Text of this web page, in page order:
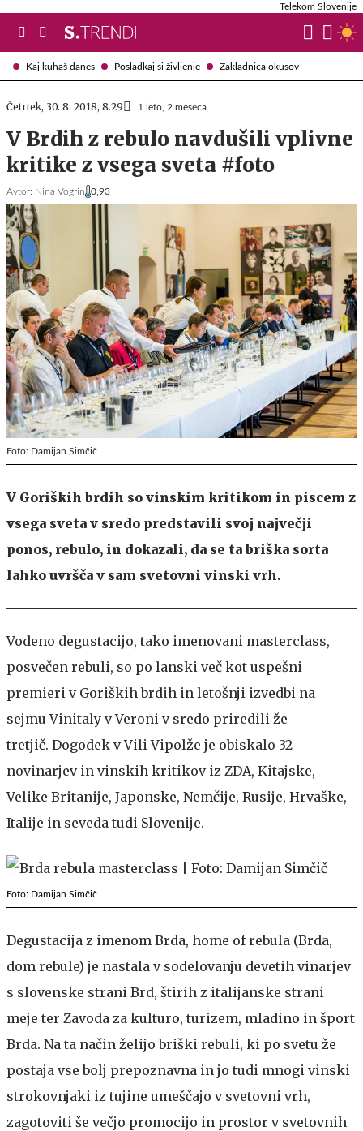
Kaj kuhaš danes Posladkaj si življenje Zakladnica okusov
Telekom Slovenije
Četrtek, 30. 8. 2018, 8.29 1 leto, 2 meseca
V Brdih z rebulo navdušili vplivne
kritike z vsega sveta #foto
Avtor: Nina Vogrin 0,93
Foto: Damijan Simčič
V Goriških brdih so vinskim kritikom in piscem z
vsega sveta v sredo predstavili svoj največji
ponos, rebulo, in dokazali, da se ta briška sorta
lahko uvršča v sam svetovni vinski vrh.
Vodeno degustacijo, tako imenovani masterclass,
posvečen rebuli, so po lanski več kot uspešni
premieri v Goriških brdih in letošnji izvedbi na
sejmu Vinitaly v Veroni v sredo priredili že
tretjič. Dogodek v Vili Vipolže je obiskalo 32
novinarjev in vinskih kritikov iz ZDA, Kitajske,
Velike Britanije, Japonske, Nemčije, Rusije, Hrvaške,
Italije in seveda tudi Slovenije.
Foto: Damijan Simčič
Degustacija z imenom Brda, home of rebula (Brda,
dom rebule) je nastala v sodelovanju devetih vinarjev
s slovenske strani Brd, štirih z italijanske strani
meje ter Zavoda za kulturo, turizem, mladino in šport
Brda. Na ta način želijo briški rebuli, ki po svetu že
postaja vse bolj prepoznavna in jo tudi mnogi vinski
strokovnjaki iz tujine umeščajo v svetovni vrh,
zagotoviti še večjo promocijo in prostor v svetovnih